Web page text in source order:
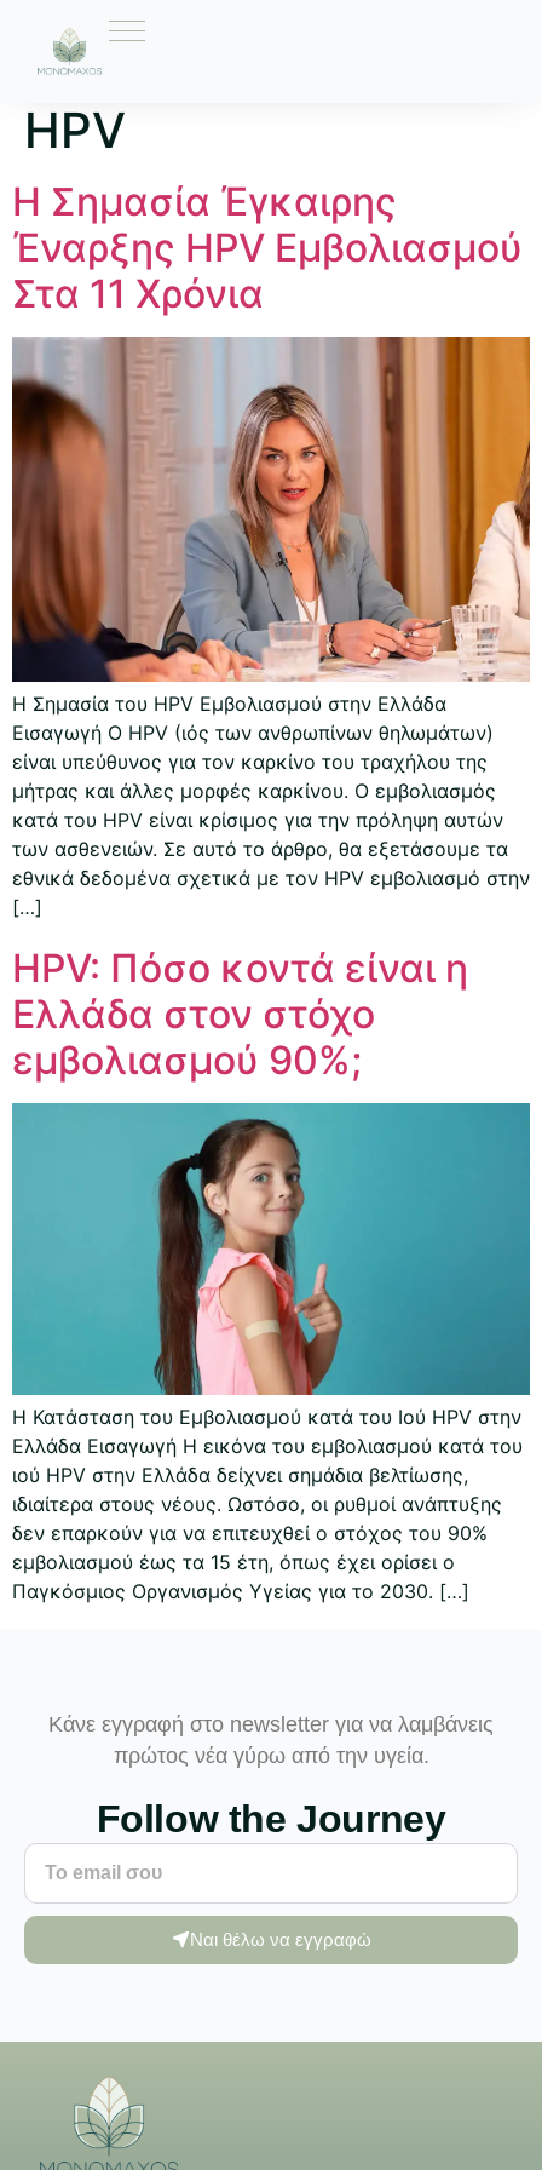
Ετικέτα:
HPV
Η Σημασία Έγκαιρης
Έναρξης HPV Εμβολιασμού
Στα 11 Χρόνια
Η Σημασία του HPV Εμβολιασμού στην Ελλάδα
Εισαγωγή Ο HPV (ιός των ανθρωπίνων θηλωμάτων)
είναι υπεύθυνος για τον καρκίνο του τραχήλου της
μήτρας και άλλες μορφές καρκίνου. Ο εμβολιασμός
κατά του HPV είναι κρίσιμος για την πρόληψη αυτών
των ασθενειών. Σε αυτό το άρθρο, θα εξετάσουμε τα
εθνικά δεδομένα σχετικά με τον HPV εμβολιασμό στην
[…]
HPV: Πόσο κοντά είναι η
Ελλάδα στον στόχο
εμβολιασμού 90%;
Η Κατάσταση του Εμβολιασμού κατά του Ιού HPV στην
Ελλάδα Εισαγωγή Η εικόνα του εμβολιασμού κατά του
ιού HPV στην Ελλάδα δείχνει σημάδια βελτίωσης,
ιδιαίτερα στους νέους. Ωστόσο, οι ρυθμοί ανάπτυξης
δεν επαρκούν για να επιτευχθεί ο στόχος του 90%
εμβολιασμού έως τα 15 έτη, όπως έχει ορίσει ο
Παγκόσμιος Οργανισμός Υγείας για το 2030. […]
Κάνε εγγραφή στο newsletter για να λαμβάνεις
πρώτος νέα γύρω από την υγεία.
Follow the Journey
Ναι θέλω να εγγραφώ